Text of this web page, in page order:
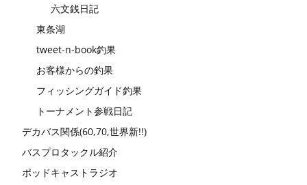
六文銭日記
東条湖
tweet-n-book釣果
お客様からの釣果
フィッシングガイド釣果
トーナメント参戦日記
デカバス関係(60,70,世界新!!)
バスプロタックル紹介
ポッドキャストラジオ